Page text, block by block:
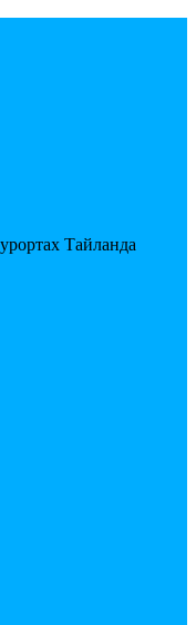
Тайланда